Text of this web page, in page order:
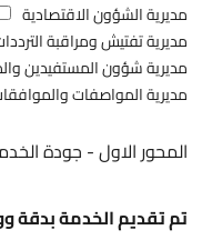
مديرية الشؤون الاقتصادية
مديرية تفتيش ومراقبة
مديرية شؤون المستفيدين
مديرية المواصفات
المحور الاول - جودة
تم تقديم الخدمة بدقة